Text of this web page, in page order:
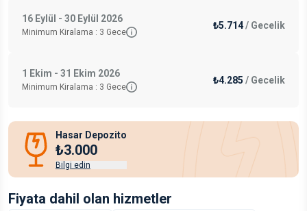
16 Eylül - 30 Eylül 2026
Minimum Kiralama : 3 Gece
₺5.714/ Gecelik
1 Ekim - 31 Ekim 2026
Minimum Kiralama : 3 Gece
₺4.285 / Gecelik
Hasar Depozito
₺3.000
Bilgi edin
Fiyata dahil olan hizmetler